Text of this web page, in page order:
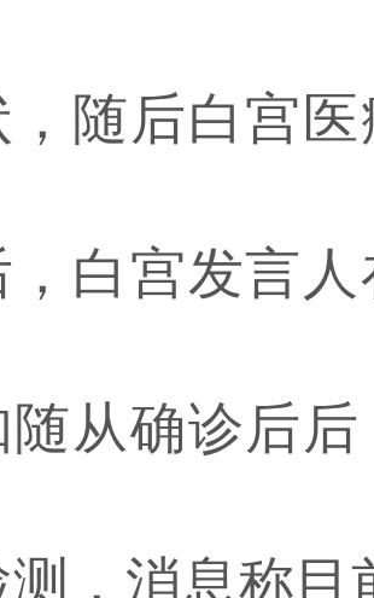
随后白宫医
，白宫发言
随从确诊后
测，消息称目